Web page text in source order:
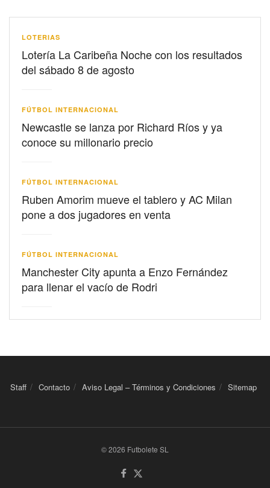
LOTERIAS
Lotería La Caribeña Noche con los resultados
del sábado 8 de agosto
FÚTBOL INTERNACIONAL
Newcastle se lanza por Richard Ríos y ya
conoce su millonario precio
FÚTBOL INTERNACIONAL
Ruben Amorim mueve el tablero y AC Milan
pone a dos jugadores en venta
FÚTBOL INTERNACIONAL
Manchester City apunta a Enzo Fernández
para llenar el vacío de Rodri
Staff Contacto Aviso Legal – Términos y Condiciones Sitemap
© 2026 Futbolete SL